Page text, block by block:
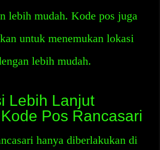
lebih mudah. Kode pos juga
untuk menemukan lokasi
lebih mudah.
Lebih Lanjut
Pos Rancasari
hanya diberlakukan di